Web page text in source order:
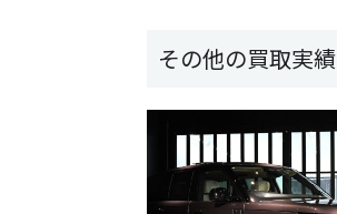
その他の買取実績